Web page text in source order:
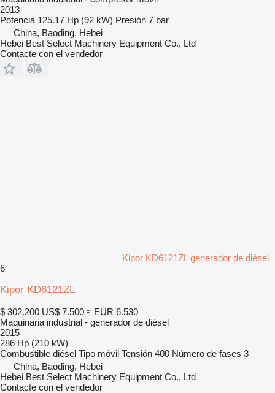
2013
Potencia 125.17 Hp (92 kW) Presión 7 bar
China, Baoding, Hebei
Hebei Best Select Machinery Equipment Co., Ltd
Contacte con el vendedor
Kipor KD6121ZL generador de diésel
6
Kipor KD6121ZL
$ 302.200 US$ 7.500 ≈ EUR 6.530
Maquinaria industrial - generador de diésel
2015
286 Hp (210 kW)
Combustible diésel Tipo móvil Tensión 400 Número de fases 3
China, Baoding, Hebei
Hebei Best Select Machinery Equipment Co., Ltd
Contacte con el vendedor